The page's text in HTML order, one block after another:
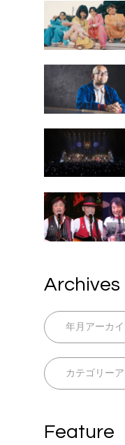
Archives
Feature